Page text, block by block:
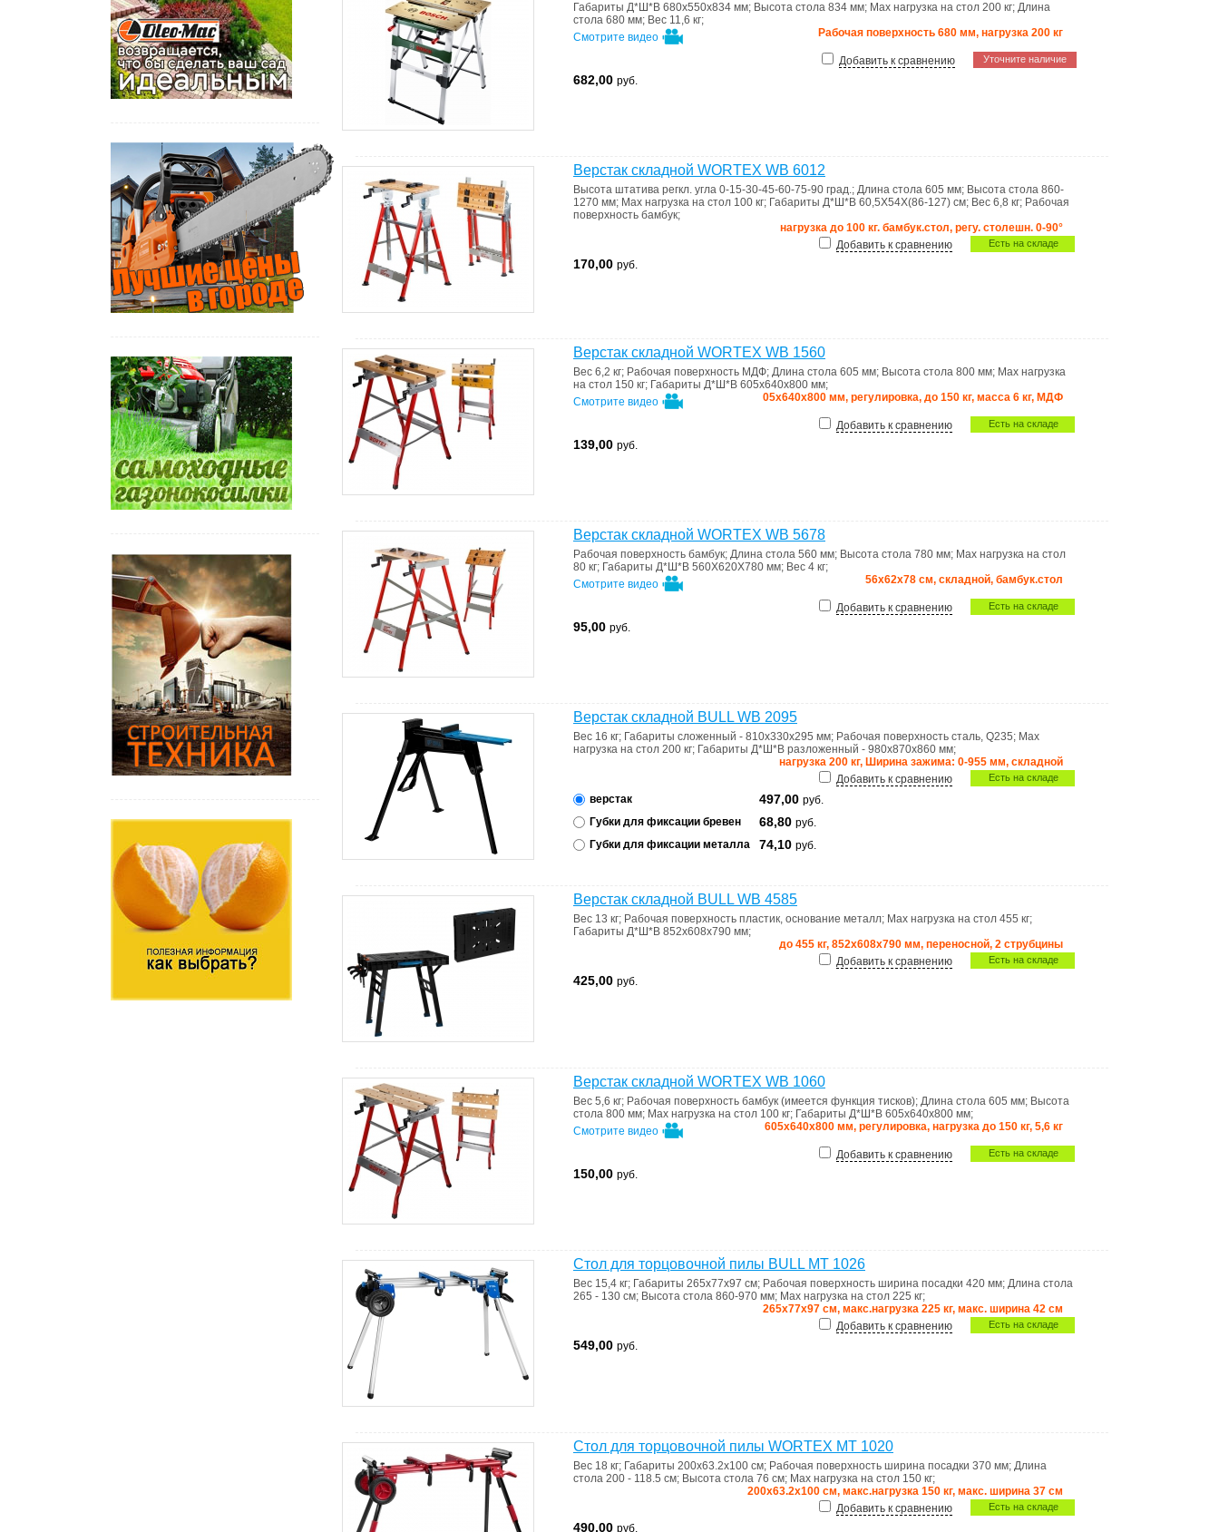
Габариты Д*Ш*В 680х550х834 мм; Высота стола 834 мм; Max нагрузка на стол 200 кг; Длина
стола 680 мм; Вес 11,6 кг;
Рабочая поверхность 680 мм, нагрузка 200 кг
Смотрите видео
Уточните наличие
Добавить к сравнению
682,00 руб.
Верстак складной WORTEX WB 6012
Высота штатива регкл. угла 0-15-30-45-60-75-90 град.; Длина стола 605 мм; Высота стола 860-
1270 мм; Max нагрузка на стол 100 кг; Габариты Д*Ш*В 60,5X54X(86-127) см; Вес 6,8 кг; Рабочая
поверхность бамбук;
нагрузка до 100 кг. бамбук.стол, регу. столешн. 0-90°
Есть на складе
Добавить к сравнению
170,00 руб.
Верстак складной WORTEX WB 1560
Вес 6,2 кг; Рабочая поверхность МДФ; Длина стола 605 мм; Высота стола 800 мм; Max нагрузка
на стол 150 кг; Габариты Д*Ш*В 605х640х800 мм;
05x640x800 мм, регулировка, до 150 кг, масса 6 кг, МДФ
Смотрите видео
Есть на складе
Добавить к сравнению
139,00 руб.
Верстак складной WORTEX WB 5678
Рабочая поверхность бамбук; Длина стола 560 мм; Высота стола 780 мм; Max нагрузка на стол
80 кг; Габариты Д*Ш*В 560X620X780 мм; Вес 4 кг;
56x62x78 см, складной, бамбук.стол
Смотрите видео
Есть на складе
Добавить к сравнению
95,00 руб.
Верстак складной BULL WB 2095
Вес 16 кг; Габариты сложенный - 810x330x295 мм; Рабочая поверхность сталь, Q235; Max
нагрузка на стол 200 кг; Габариты Д*Ш*В разложенный - 980x870x860 мм;
нагрузка 200 кг, Ширина зажима: 0-955 мм, складной
Есть на складе
Добавить к сравнению
верстак
497,00 руб.
Губки для фиксации бревен
68,80 руб.
Губки для фиксации металла
74,10 руб.
Верстак складной BULL WB 4585
Вес 13 кг; Рабочая поверхность пластик, основание металл; Max нагрузка на стол 455 кг;
Габариты Д*Ш*В 852x608x790 мм;
до 455 кг, 852x608x790 мм, переносной, 2 струбцины
Есть на складе
Добавить к сравнению
425,00 руб.
Верстак складной WORTEX WB 1060
Вес 5,6 кг; Рабочая поверхность бамбук (имеется функция тисков); Длина стола 605 мм; Высота
стола 800 мм; Max нагрузка на стол 100 кг; Габариты Д*Ш*В 605x640x800 мм;
605x640x800 мм, регулировка, нагрузка до 150 кг, 5,6 кг
Смотрите видео
Есть на складе
Добавить к сравнению
150,00 руб.
Стол для торцовочной пилы BULL MT 1026
Вес 15,4 кг; Габариты 265х77х97 см; Рабочая поверхность ширина посадки 420 мм; Длина стола
265 - 130 см; Высота стола 860-970 мм; Max нагрузка на стол 225 кг;
265х77х97 см, макс.нагрузка 225 кг, макс. ширина 42 см
Есть на складе
Добавить к сравнению
549,00 руб.
Стол для торцовочной пилы WORTEX MT 1020
Вес 18 кг; Габариты 200х63.2х100 см; Рабочая поверхность ширина посадки 370 мм; Длина
стола 200 - 118.5 см; Высота стола 76 см; Max нагрузка на стол 150 кг;
200х63.2х100 см, макс.нагрузка 150 кг, макс. ширина 37 см
Есть на складе
Добавить к сравнению
490,00 руб.